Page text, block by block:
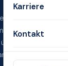
Karriere
Kontakt
in
Cloud und
Services.